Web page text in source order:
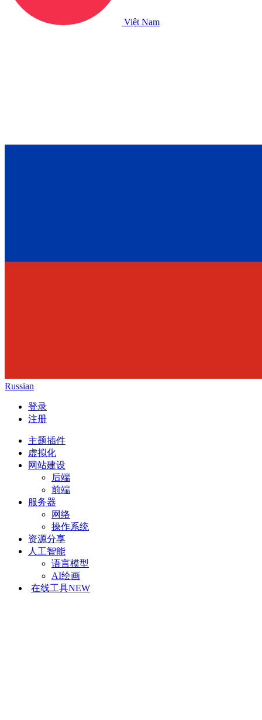
Việt Nam
Russian
登录
注册
主题插件
虚拟化
网站建设
后端
前端
服务器
网络
操作系统
资源分享
人工智能
语言模型
AI绘画
在线工具NEW